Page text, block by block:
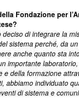
Fondazione per
di integrare la
sistema perché, da
anche quanto sta
importante
e della formazione
abbiamo individuato
di sistema e